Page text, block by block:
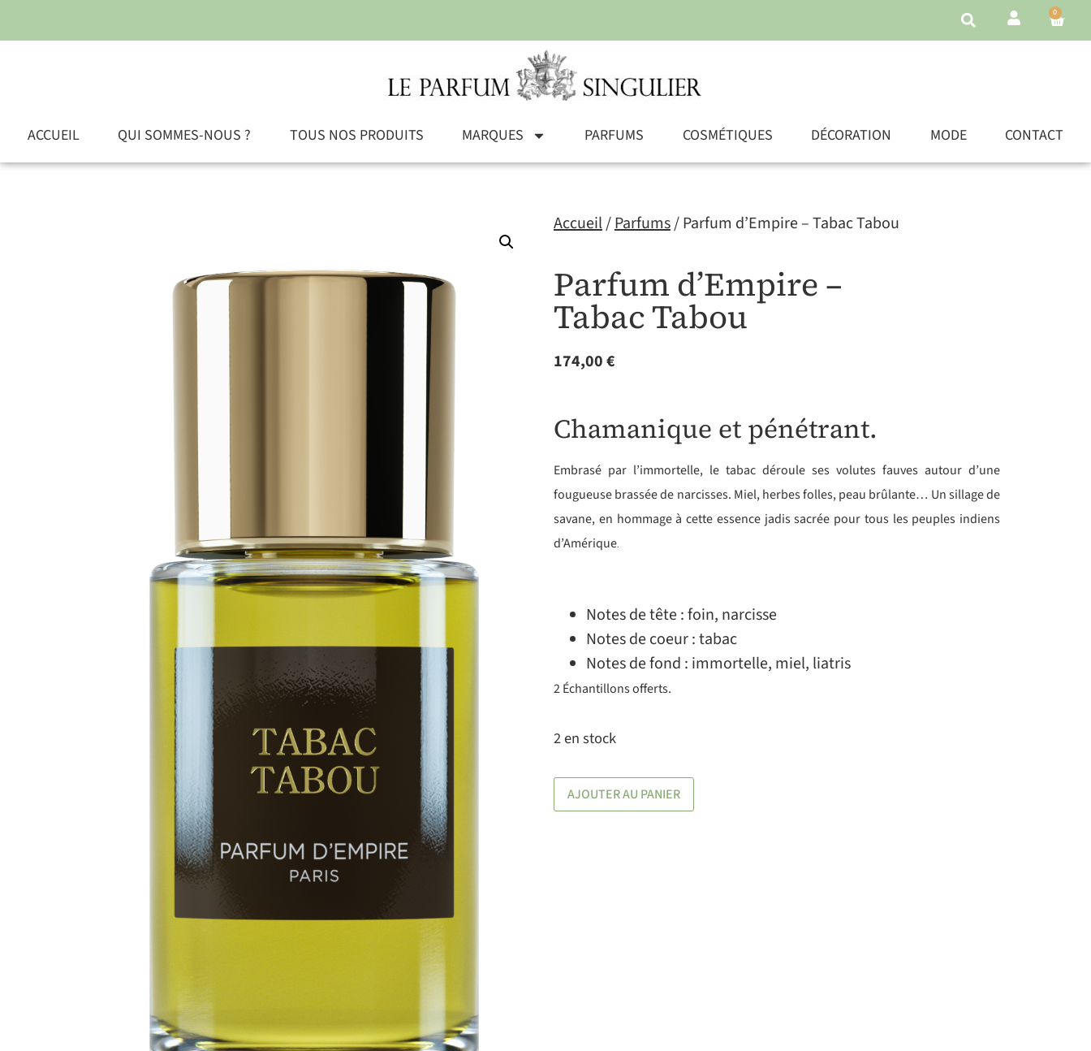
0
ACCUEIL QUI SOMMES-NOUS ? TOUS NOS PRODUITS MARQUES PARFUMS COSMÉTIQUES DÉCORATION MODE CONTACT
Accueil/Parfums/ Parfum d’Empire – Tabac Tabou
Parfum d’Empire –
Tabac Tabou
174,00€
Chamanique et pénétrant.
Embrasé par l’immortelle, le tabac déroule ses volutes fauves autour d’une
fougueuse brassée de narcisses. Miel, herbes folles, peau brûlante… Un sillage de
savane, en hommage à cette essence jadis sacrée pour tous les peuples indiens
d’Amérique.
Notes de tête : foin, narcisse
Notes de coeur : tabac
Notes de fond : immortelle, miel, liatris
2 Échantillons offerts.
2 en stock
AJOUTER AU PANIER